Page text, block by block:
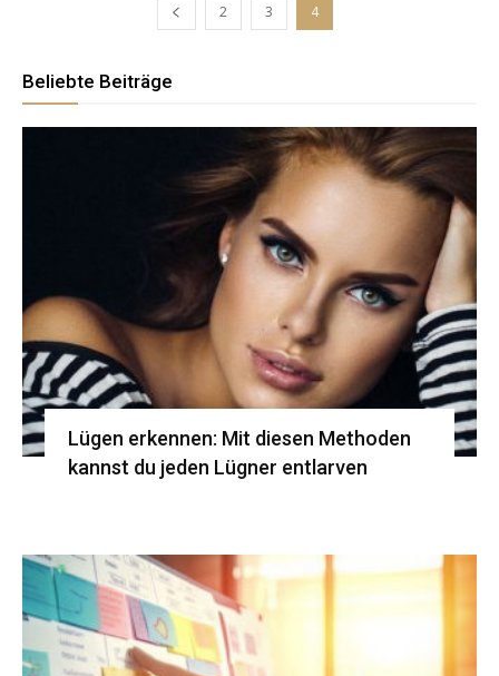
2 3 4
Beliebte Beiträge
Lügen erkennen: Mit diesen Methoden
kannst du jeden Lügner entlarven